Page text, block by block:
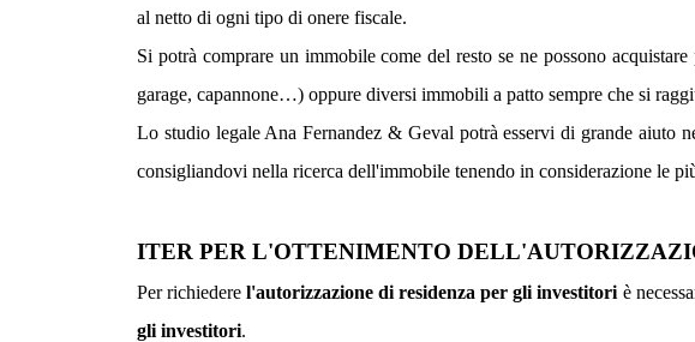
al netto di ogni tipo di onere fiscale.
Si potrà comprare un immobile come del resto se ne possono
garage, capannone…) oppure diversi immobili a patto sempre che si
Lo studio legale Ana Fernandez & Geval potrà esservi di grande aiuto
consigliandovi nella ricerca dell'immobile tenendo in considerazione le
ITER PER L'OTTENIMENTO
Per richiederel'autorizzazione di residenza per gli investitori è
gli investitori.